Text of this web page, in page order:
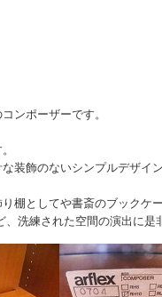
ンポーザーです。
装飾のないシンプルデザイ
棚としてや書斎のブックケ
洗練された空間の演出に是